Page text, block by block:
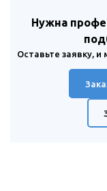
Нужна
Оставьте заявку,